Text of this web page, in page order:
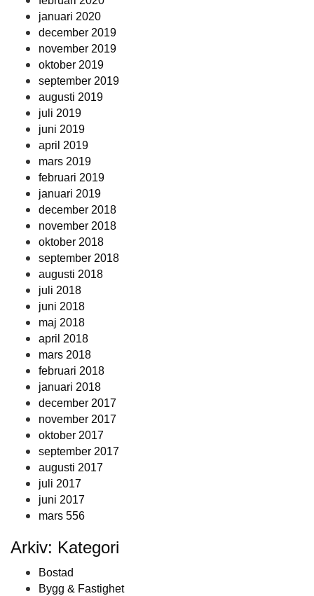
januari 2020
december 2019
november 2019
oktober 2019
september 2019
augusti 2019
juli 2019
juni 2019
april 2019
mars 2019
februari 2019
januari 2019
december 2018
november 2018
oktober 2018
september 2018
augusti 2018
juli 2018
juni 2018
maj 2018
april 2018
mars 2018
februari 2018
januari 2018
december 2017
november 2017
oktober 2017
september 2017
augusti 2017
juli 2017
juni 2017
mars 556
Arkiv: Kategori
Bostad
Bygg & Fastighet